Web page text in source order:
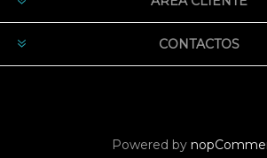
CONTACTOS
Powered by